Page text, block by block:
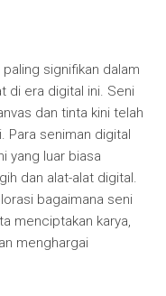
signifikan dalam
di era digital ini. Seni
dan tinta kini telah
Para seniman digital
yang luar biasa
dan alat-alat digital.
bagaimana seni
menciptakan karya,
menghargai